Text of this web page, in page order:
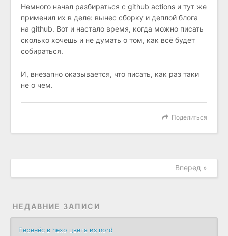
Немного начал разбираться с github actions и тут же
применил их в деле: вынес сборку и деплой блога
на github. Вот и настало время, когда можно писать
сколько хочешь и не думать о том, как всё будет
собираться.
И, внезапно оказывается, что писать, как раз таки
не о чем.
Поделиться
Вперед »
НЕДАВНИЕ ЗАПИСИ
Перенёс в hexo цвета из nord